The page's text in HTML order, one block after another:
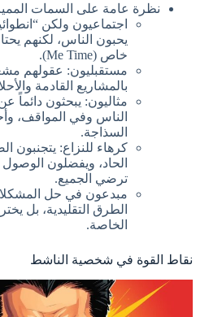
نظرة عامة على السمات
اجتماعيون ولكن
يحبون الناس، لكنهم
خاص (Me Time).
مستقبليون: عقولهم
بالمشاريع القادمة
مثاليون: يبحثون دائماً
الناس وفي المواقف،
السذاجة.
كرهاء للنزاع: يتجنبون
الحاد، ويفضلون
ترضي الجميع.
مبدعون في حل
الطرق التقليدية، بل
الخاصة.
نقاط القوة في شخصية الناشط